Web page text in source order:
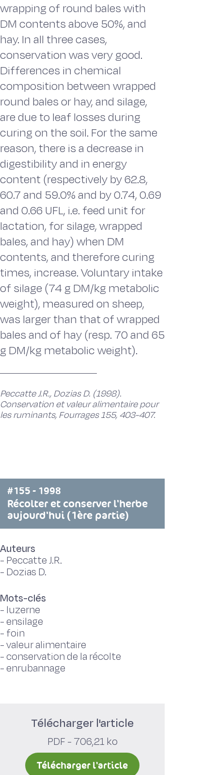
wrapping of round bales with
DM contents above 50%, and
hay. In all three cases,
conservation was very good.
Differences in chemical
composition between wrapped
round bales or hay, and silage,
are due to leaf losses during
curing on the soil. For the same
reason, there is a decrease in
digestibility and in energy
content (respectively by 62.8,
60.7 and 59.0% and by 0.74, 0.69
and 0.66 UFL, i.e. feed unit for
lactation, for silage, wrapped
bales, and hay) when DM
contents, and therefore curing
times, increase. Voluntary intake
of silage (74 g DM/kg metabolic
weight), measured on sheep,
was larger than that of wrapped
bales and of hay (resp. 70 and 65
g DM/kg metabolic weight).
Peccatte J.R., Dozias D. (1998).
Conservation et valeur alimentaire pour
les ruminants, Fourrages 155, 403-407.
#155 - 1998
Récolter et conserver l'herbe
aujourd'hui (1ère partie)
Auteurs
- Peccatte J.R.
- Dozias D.
Mots-clés
- luzerne
-ensilage
- foin
-valeur alimentaire
-conservation de la récolte
-enrubannage
Télécharger l'article
PDF - 706,21 ko
Télécharger l'article